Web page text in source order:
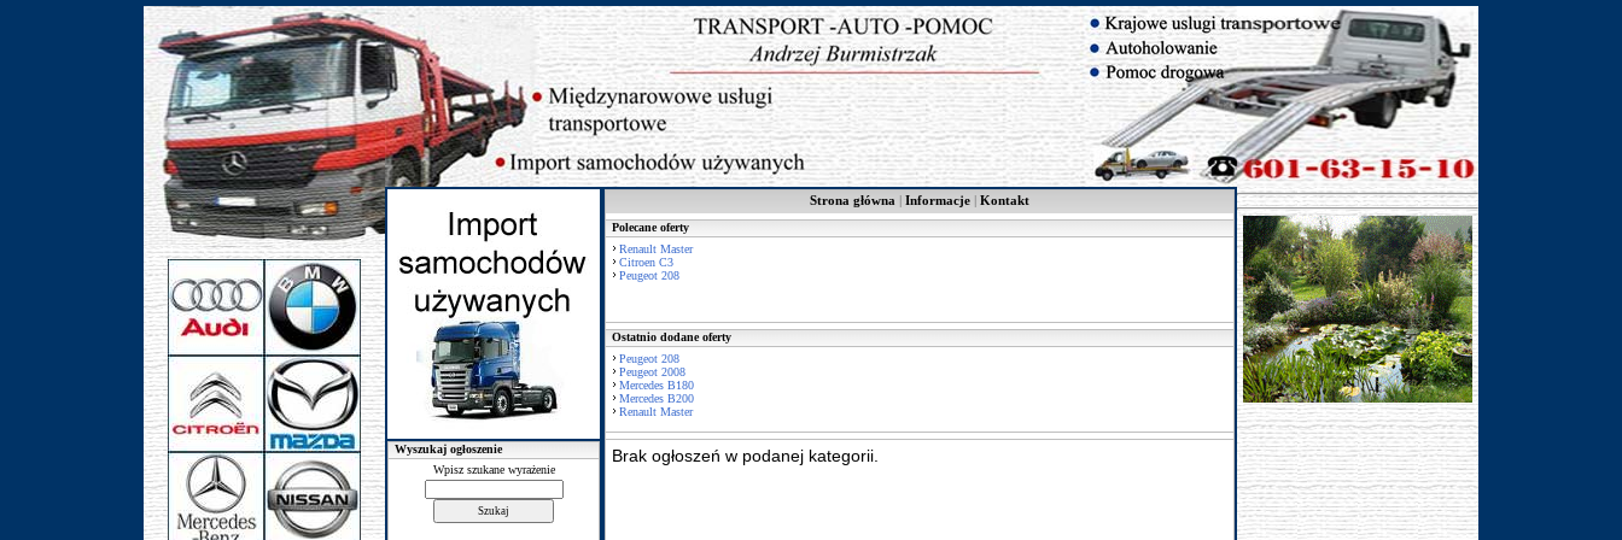
Wyszukaj ogłoszenie
Wpisz szukane wyrażenie
Strona główna | Informacje | Kontakt
Polecane oferty
Renault Master
Citroen C3
Peugeot 208
Ostatnio dodane oferty
Peugeot 208
Peugeot 2008
Mercedes B180
Mercedes B200
Renault Master
Brak ogłoszeń w podanej kategorii.